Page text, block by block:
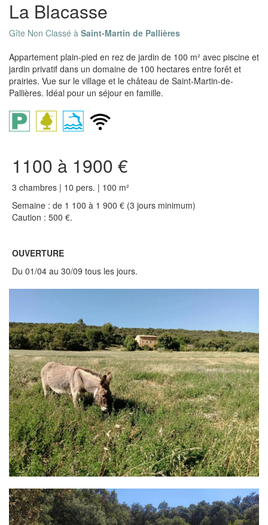
La Blacasse
Gîte Non Classé à Saint-Martin de Pallières
Appartement plain-pied en rez de jardin de 100 m² avec piscine et
jardin privatif dans un domaine de 100 hectares entre forêt et
prairies. Vue sur le village et le château de Saint-Martin-de-
Pallières. Idéal pour un séjour en famille.
1100 à 1900 €
3 chambres | 10 pers. | 100 m²
Semaine : de 1 100 à 1 900 € (3 jours minimum)
Caution : 500 €.
OUVERTURE
Du 01/04 au 30/09 tous les jours.